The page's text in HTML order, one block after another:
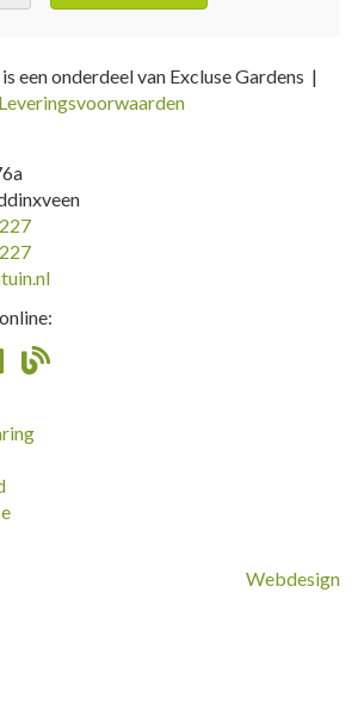
een onderdeel van Excluse Gardens |
Leveringsvoorwaarden
Webdesign